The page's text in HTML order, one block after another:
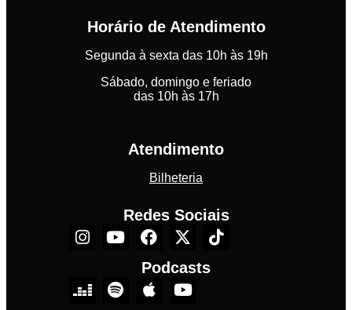
Horário de Atendimento
Segunda à sexta das 10h às 19h
Sábado, domingo e feriado
das 10h às 17h
Atendimento
Bilheteria
Redes Sociais
Podcasts